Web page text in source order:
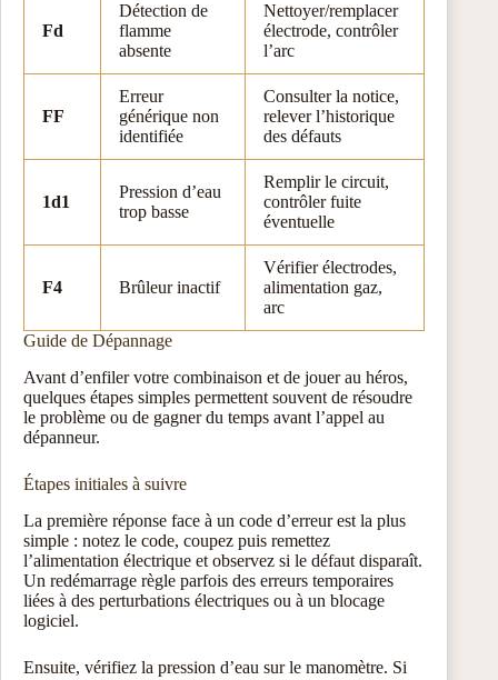
Fd
Détection de
flamme
absente
Nettoyer/remplacer
électrode, contrôler
l’arc
FF
Erreur
générique non
identifiée
Consulter la notice,
relever l’historique
des défauts
1d1
Pression d’eau
trop basse
Remplir le circuit,
contrôler fuite
éventuelle
F4 Brûleur inactif
Vérifier électrodes,
alimentation gaz,
arc
Guide de Dépannage
Avant d’enfiler votre combinaison et de jouer au héros,
quelques étapes simples permettent souvent de résoudre
le problème ou de gagner du temps avant l’appel au
dépanneur.
Étapes initiales à suivre
La première réponse face à un code d’erreur est la plus
simple : notez le code, coupez puis remettez
l’alimentation électrique et observez si le défaut disparaît.
Un redémarrage règle parfois des erreurs temporaires
liées à des perturbations électriques ou à un blocage
logiciel.
Ensuite, vérifiez la pression d’eau sur le manomètre. Si